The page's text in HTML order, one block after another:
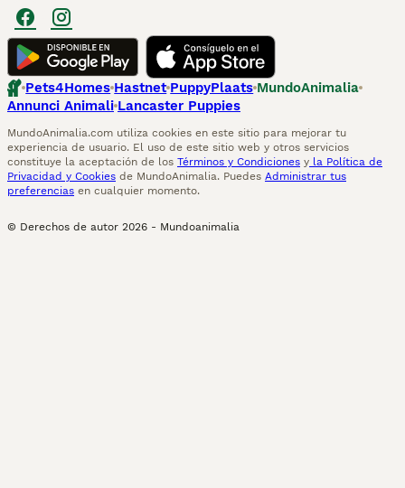
Pets4Homes Hastnet PuppyPlaats MundoAnimalia
Annunci Animali Lancaster Puppies
MundoAnimalia.com utiliza cookies en este sitio para mejorar tu
experiencia de usuario. El uso de este sitio web y otros servicios
constituye la aceptación de los Términos y Condiciones y la Política de
Privacidad y Cookies de MundoAnimalia. Puedes Administrar tus
preferencias en cualquier momento.
© Derechos de autor 2026 - Mundoanimalia